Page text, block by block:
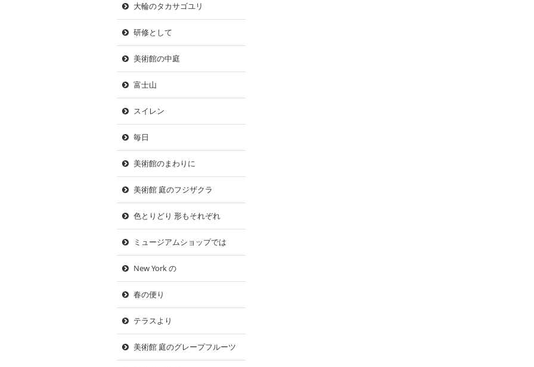
大輪のタカサゴユリ
研修として
美術館の中庭
富士山
スイレン
毎日
美術館のまわりに
美術館 庭のフジザクラ
色とりどり 形もそれぞれ
ミュージアムショップでは
New York の
春の便り
テラスより
美術館 庭のグレープフルーツ